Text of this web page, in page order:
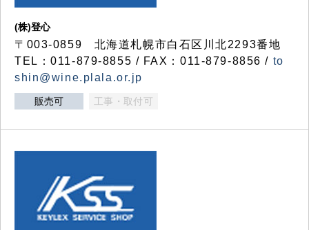
(株)登心
〒003-0859 北海道札幌市白石区川北2293番地
TEL：011-879-8855 / FAX：011-879-8856 / to
shin@wine.plala.or.jp
販売可 工事・取付可